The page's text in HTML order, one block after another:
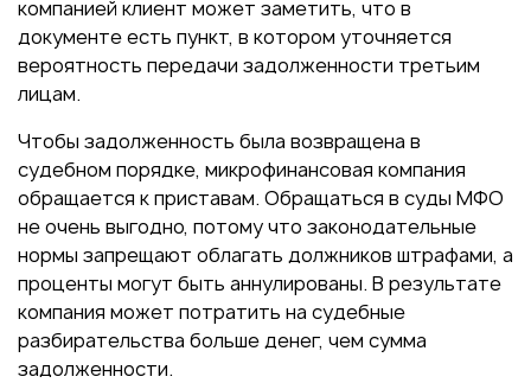
компанией клиент может заметить, что в
документе есть пункт, в котором уточняется
вероятность передачи задолженности третьим
лицам.
Чтобы задолженность была возвращена в
судебном порядке, микрофинансовая компания
обращается к приставам. Обращаться в суды МФО
не очень выгодно, потому что законодательные
нормы запрещают облагать должников штрафами, а
проценты могут быть аннулированы. В результате
компания может потратить на судебные
разбирательства больше денег, чем сумма
задолженности.